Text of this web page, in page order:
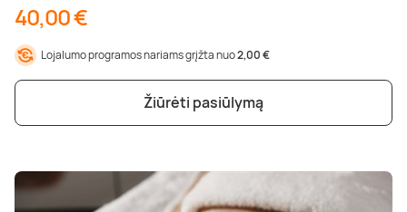
40,00 €
Lojalumo programos nariams grįžta nuo2,00 €
Žiūrėti pasiūlymą